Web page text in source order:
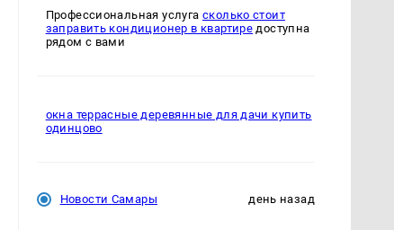
Профессиональная услуга сколько стоит
заправить кондиционер в квартире доступна
рядом с вами
окна террасные деревянные для дачи купить
одинцово
Новости Самары день назад